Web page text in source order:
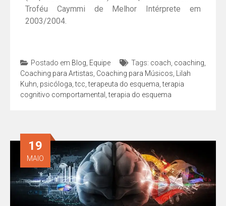
Troféu Caymmi de Melhor Intérprete em
2003/2004.
Postado em Blog Equipe Tags: coach coaching
Coaching para Artistas Coaching para Músicos
Lilah
Kuhn psicóloga ,tcc ,terapeuta do esquema ,terapia
cognitivo comportamental ,terapia do esquema
19
MAIO